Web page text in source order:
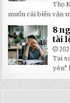
Thọ
muốn cải biến vận
8
tài
Tại
yên"